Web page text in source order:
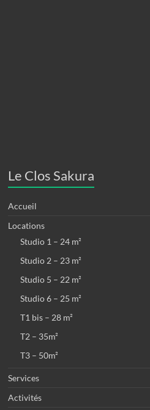
Le Clos Sakura
Accueil
Locations
Studio 1 – 24 m²
Studio 2 – 23 m²
Studio 5 – 22 m²
Studio 6 – 25 m²
T1 bis – 28 m²
T2 – 35m²
T3 – 50m²
Services
Activités